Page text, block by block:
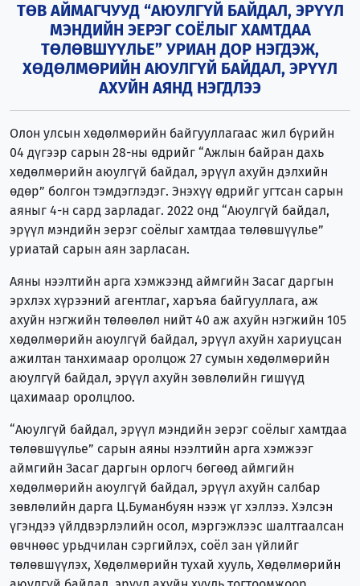
ТӨВ АЙМАГЧУУД “АЮУЛГҮЙ БАЙДАЛ, ЭРҮҮЛ
МЭНДИЙН ЭЕРЭГ СОЁЛЫГ ХАМТДАА
ТӨЛӨВШҮҮЛЬЕ” УРИАН ДОР НЭГДЭЖ,
ХӨДӨЛМӨРИЙН АЮУЛГҮЙ БАЙДАЛ, ЭРҮҮЛ
АХУЙН АЯНД НЭГДЛЭЭ
Олон улсын хөдөлмөрийн байгууллагаас жил бүрийн
04 дүгээр сарын 28-ны өдрийг “Ажлын байран дахь
хөдөлмөрийн аюулгүй байдал, эрүүл ахуйн дэлхийн
өдөр” болгон тэмдэглэдэг. Энэхүү өдрийг угтсан сарын
аяныг 4-н сард зарладаг. 2022 онд “Аюулгүй байдал,
эрүүл мэндийн эерэг соёлыг хамтдаа төлөвшүүлье”
уриатай сарын аян зарласан.
Аяны нээлтийн арга хэмжээнд аймгийн Засаг даргын
эрхлэх хүрээний агентлаг, харъяа байгууллага, аж
ахуйн нэгжийн төлөөлөл нийт 40 аж ахуйн нэгжийн 105
хөдөлмөрийн аюулгүй байдал, эрүүл ахуйн хариуцсан
ажилтан танхимаар оролцож 27 сумын хөдөлмөрийн
аюулгүй байдал, эрүүл ахуйн зөвлөлийн гишүүд
цахимаар оролцлоо.
“Аюулгүй байдал, эрүүл мэндийн эерэг соёлыг хамтдаа
төлөвшүүлье” сарын аяны нээлтийн арга хэмжээг
аймгийн Засаг даргын орлогч бөгөөд аймгийн
хөдөлмөрийн аюулгүй байдал, эрүүл ахуйн салбар
зөвлөлийн дарга Ц.Буманбуян нээж үг хэллээ. Хэлсэн
үгэндээ үйлдвэрлэлийн осол, мэргэжлээс шалтгаалсан
өвчнөөс урьдчилан сэргийлэх, соёл зан үйлийг
төлөвшүүлэх, Хөдөлмөрийн тухай хууль, Хөдөлмөрийн